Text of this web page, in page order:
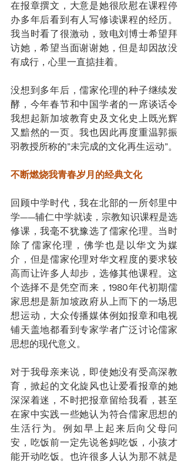
在报章撰文，大意是她很欣慰在课程停
办多年后看到有人写修读课程的经历。
我当时看了很激动，致电刘博士希望拜
访她，希望当面谢谢她，但是却因故没
有成行，心里一直掂挂着。
没想到多年后，儒家伦理的种子继续发
酵，今年春节和中国学者的一席谈话令
我想起新加坡教育史及文化史上既光辉
又黯然的一页。我也因此再度重温郭振
羽教授所称的”未完成的文化再生运动”。
不断燃烧我青春岁月的经典文化
回顾中学时代，我在北部的一所邻里中
学——辅仁中学就读，宗教知识课程是选
修课，我毫不犹豫选了儒家伦理。当时
除了儒家伦理，佛学也是以华文为媒
介，但是儒家伦理对华文程度的要求较
高而让许多人却步，选修其他课程。这
个选择不是凭空而来，1980年代初期儒
家思想是新加坡政府从上而下的一场思
想运动，大众传播媒体例如报章和电视
铺天盖地都看到专家学者广泛讨论儒家
思想的现代意义。
对于我母亲来说，即使她没有受高深教
育，掀起的文化旋风也让爱看报章的她
深深着迷，不时把报章留给我看，甚至
在家中实践一些她认为符合儒家思想的
生活行为。例如早上起来后向父母问
安，吃饭前一定先说爸妈吃饭，小孩才
能开动吃饭。也许很多人认为那不就是